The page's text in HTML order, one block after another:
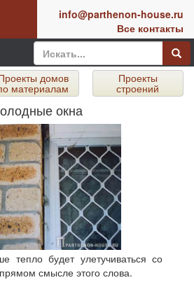
info@parthenon-house.ru
Все контакты
домов
материалам
Проекты
строений
окна
тепло будет улетучиваться со
смысле этого слова.